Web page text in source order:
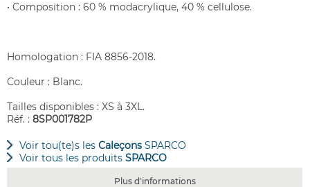
• Composition : 60 % modacrylique, 40 % cellulose.
Homologation : FIA 8856-2018.
Couleur : Blanc.
Tailles disponibles : XS à 3XL.
Réf. : 8SP001782P
Voir tou(te)s les Caleçons SPARCO
Voir tous les produits SPARCO
Plus d'informations